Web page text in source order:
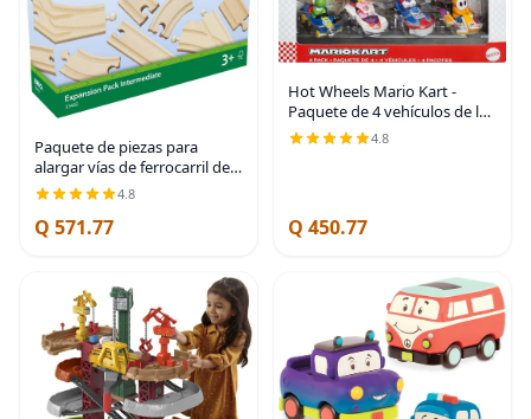
Paquete de piezas para
alargar vías de ferrocarril de
juguete, de BRIO
4.8
Q 571.77
Hot Wheels Mario Kart -
Paquete de 4 vehículos de los
personajes favoritos de los
fans que incluye 1 modelo
4.8
Q 450.77